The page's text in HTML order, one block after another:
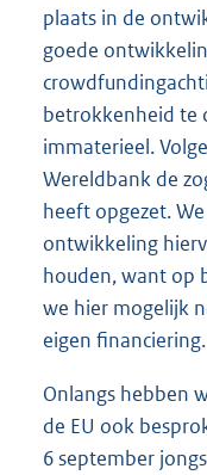
plaats in de
goede
betrokkenheid te
immaterieel.
Wereldbank de
heeft opgezet.
ontwikkeling
houden, want op
we hier mogelijk
eigen financiering.
Onlangs hebben
de EU ook
6 september